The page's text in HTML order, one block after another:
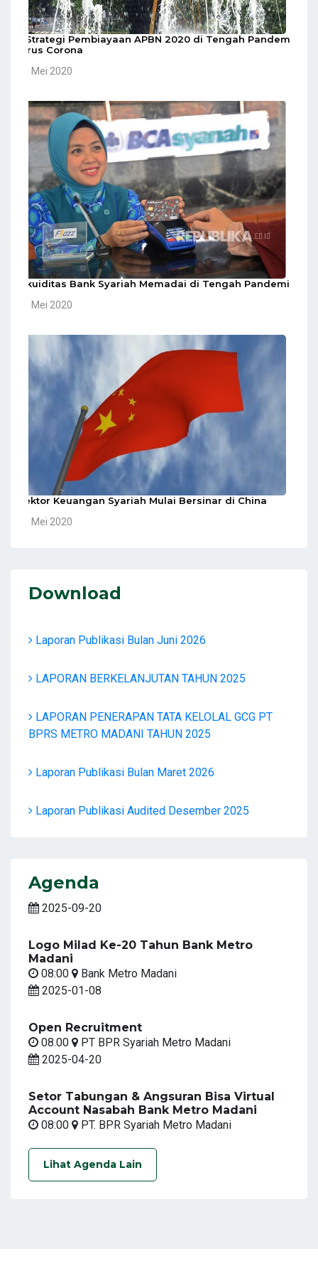
5 Strategi Pembiayaan APBN 2020 di Tengah Pandemi
Virus Corona
10 Mei 2020
Likuiditas Bank Syariah Memadai di Tengah Pandemi
10 Mei 2020
Sektor Keuangan Syariah Mulai Bersinar di China
10 Mei 2020
Download
Laporan Publikasi Bulan Juni 2026
LAPORAN BERKELANJUTAN TAHUN 2025
LAPORAN PENERAPAN TATA KELOLAL GCG PT
BPRS METRO MADANI TAHUN 2025
Laporan Publikasi Bulan Maret 2026
Laporan Publikasi Audited Desember 2025
Agenda
2025-09-20
Logo Milad Ke-20 Tahun Bank Metro
Madani
08:00
Bank Metro Madani
2025-01-08
Open Recruitment
08.00
PT BPR Syariah Metro Madani
2025-04-20
Setor Tabungan & Angsuran Bisa Virtual
Account Nasabah Bank Metro Madani
08:00
PT. BPR Syariah Metro Madani
Lihat Agenda Lain